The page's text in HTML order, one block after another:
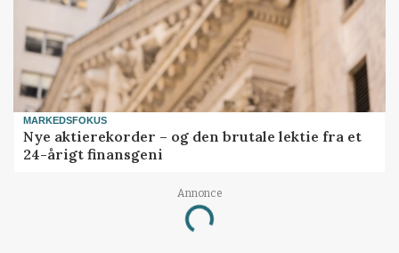
MARKEDSFOKUS
Nye aktierekorder – og den brutale lektie fra et
24-årigt finansgeni
Annonce
Loading...